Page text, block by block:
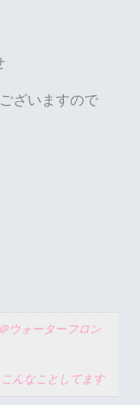
ざいますので
ウォーターフロン
んなことしてます